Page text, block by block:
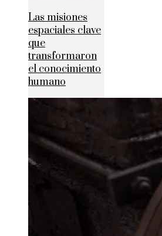
Las misiones
espaciales clave
que
transformaron
el conocimiento
humano